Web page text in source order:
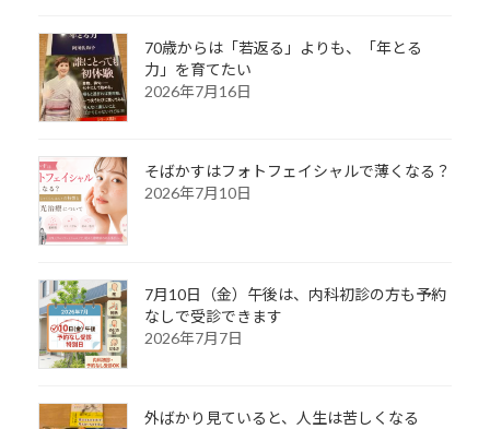
70歳からは「若返る」よりも、「年とる
力」を育てたい
2026年7月16日
そばかすはフォトフェイシャルで薄くなる？
2026年7月10日
7月10日（金）午後は、内科初診の方も予約
なしで受診できます
2026年7月7日
外ばかり見ていると、人生は苦しくなる